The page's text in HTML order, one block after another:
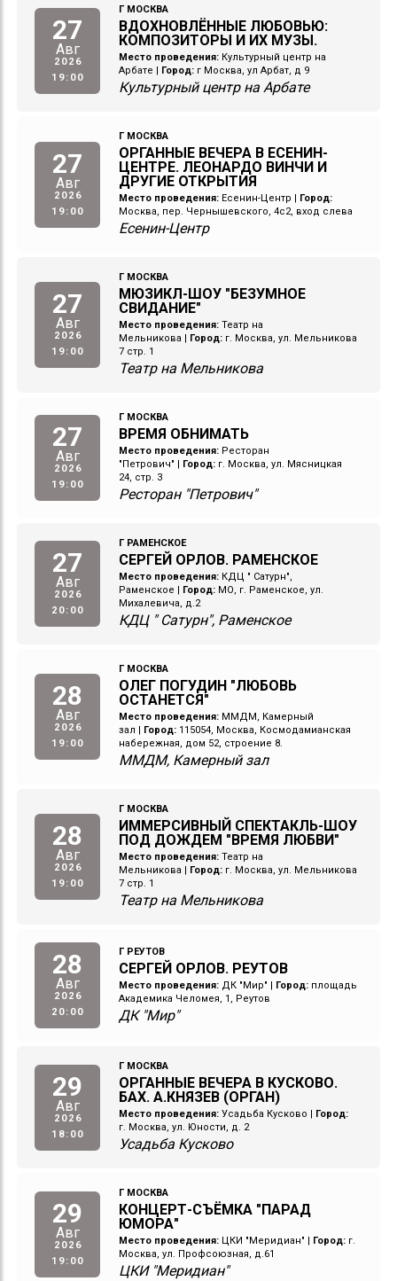
27
Авг
2026
19:00
Г МОСКВА
ВДОХНОВЛЁННЫЕ ЛЮБОВЬЮ:
КОМПОЗИТОРЫ И ИХ МУЗЫ.
Место проведения: Культурный центр на
Арбате
Город: г Москва, ул Арбат, д 9
Культурный центр на Арбате
27
Авг
2026
19:00
Г МОСКВА
ОРГАННЫЕ ВЕЧЕРА В ЕСЕНИН-
ЦЕНТРЕ. ЛЕОНАРДО ВИНЧИ И
ДРУГИЕ ОТКРЫТИЯ
Место проведения: Есенин-Центр
Город:
Москва, пер. Чернышевского, 4с2, вход слева
Есенин-Центр
27
Авг
2026
19:00
Г МОСКВА
МЮЗИКЛ-ШОУ "БЕЗУМНОЕ
СВИДАНИЕ"
Место проведения: Театр на
Мельникова
Город: г. Москва, ул. Мельникова
7 стр. 1
Театр на Мельникова
27
Авг
2026
19:00
Г МОСКВА
ВРЕМЯ ОБНИМАТЬ
Место проведения: Ресторан
"Петрович"
Город: г. Москва, ул. Мясницкая
24, стр. 3
Ресторан "Петрович"
27
Авг
2026
20:00
Г РАМЕНСКОЕ
СЕРГЕЙ ОРЛОВ. РАМЕНСКОЕ
Место проведения: КДЦ " Сатурн",
Раменское
Город: МО, г. Раменское, ул.
Михалевича, д.2
КДЦ " Сатурн", Раменское
28
Авг
2026
19:00
Г МОСКВА
ОЛЕГ ПОГУДИН "ЛЮБОВЬ
ОСТАНЕТСЯ"
Место проведения: ММДМ, Камерный
зал
Город: 115054, Москва, Космодамианская
набережная, дом 52, строение 8.
ММДМ, Камерный зал
28
Авг
2026
19:00
Г МОСКВА
ИММЕРСИВНЫЙ СПЕКТАКЛЬ-ШОУ
ПОД ДОЖДЕМ "ВРЕМЯ ЛЮБВИ"
Место проведения: Театр на
Мельникова
Город: г. Москва, ул. Мельникова
7 стр. 1
Театр на Мельникова
28
Авг
2026
20:00
Г РЕУТОВ
СЕРГЕЙ ОРЛОВ. РЕУТОВ
Место проведения: ДК "Мир" | Город: площадь
Академика Челомея, 1, Реутов
ДК "Мир"
29
Авг
2026
18:00
Г МОСКВА
ОРГАННЫЕ ВЕЧЕРА В КУСКОВО.
БАХ. А.КНЯЗЕВ (ОРГАН)
Место проведения: Усадьба Кусково
Город:
г. Москва, ул. Юности, д. 2
Усадьба Кусково
29
Авг
2026
19:00
Г МОСКВА
КОНЦЕРТ-СЪЁМКА "ПАРАД
ЮМОРА"
Место проведения: ЦКИ "Меридиан" Город: г.
Москва, ул. Профсоюзная, д.61
ЦКИ "Меридиан"